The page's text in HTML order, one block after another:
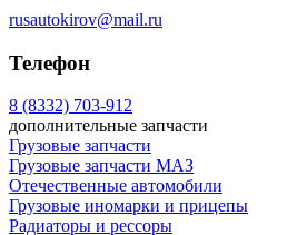
rusautokirov@mail.ru
Телефон
8 (8332) 703-912
дополнительные запчасти
Грузовые запчасти
Грузовые запчасти МАЗ
Отечественные автомобили
Грузовые иномарки и прицепы
Радиаторы и рессоры